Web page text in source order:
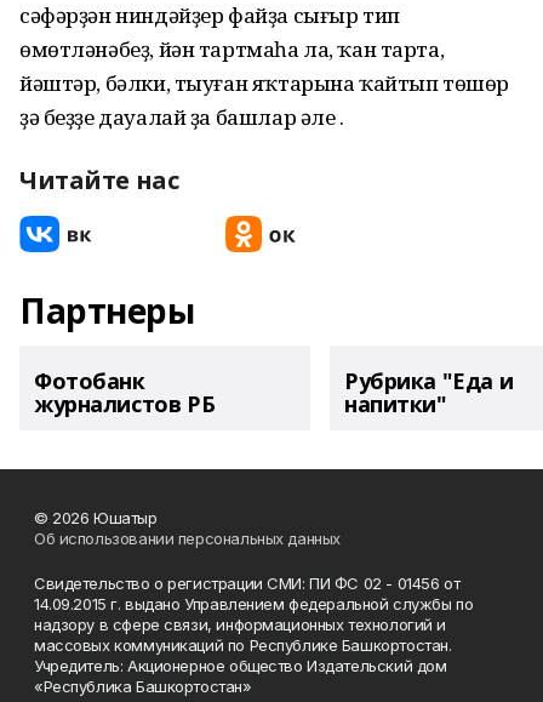
сәфәрҙән ниндәйҙер файҙа сығыр тип
өмөтләнәбеҙ, йән тартмаһа ла, ҡан тарта,
йәштәр, бәлки, тыуған яҡтарына ҡайтып төшөр
ҙә беҙҙе дауалай ҙа башлар әле .
Читайте нас
Партнеры
Фотобанк
журналистов РБ
Рубрика "Еда и
напитки"
© 2026 Юшатыр
Об использовании персональных данных
Свидетельство о регистрации СМИ: ПИ ФС 02 - 01456 от
14.09.2015 г. выдано Управлением федеральной службы по
надзору в сфере связи, информационных технологий и
массовых коммуникаций по Республике Башкортостан.
Учредитель: Акционерное общество Издательский дом
«Республика Башкортостан»